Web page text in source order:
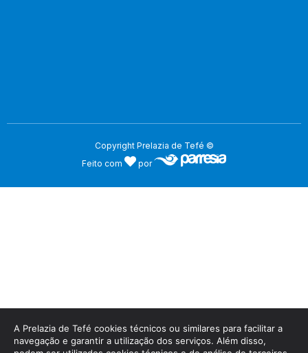
Copyright Prelazia de Tefé ©
Feito com
por
A Prelazia de Tefé cookies técnicos ou similares para facilitar a
navegação e garantir a utilização dos serviços. Além disso,